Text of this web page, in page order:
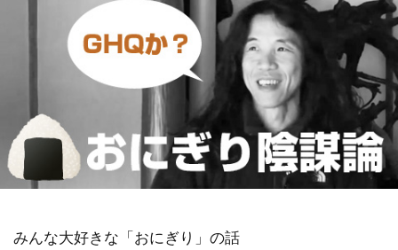
みんな大好きな「おにぎり」の話
友人 合宿
名古屋
地底人
子供 宇宙人
岐阜
引き寄せの法則
愛 断食 旅
沖縄
石川県 祓い 覚醒の学校
農業
金沢市
鎮魂 非二元